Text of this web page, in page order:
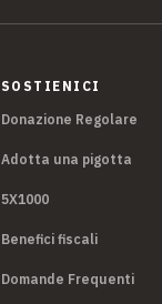
SOSTIENICI
Donazione Regolare
Adotta una pigotta
5X1000
Benefici fiscali
Domande Frequenti